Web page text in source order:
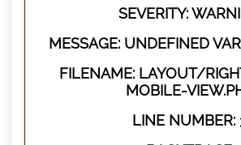
SEVERITY:
MESSAGE: UNDEFINED
FILENAME: LAYOUT/
MOBILE-
LINE NUMBER: